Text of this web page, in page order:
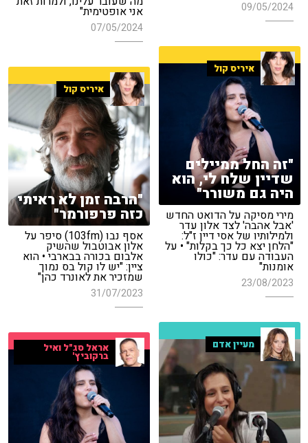
09/05/2024 אני אופטימית"
07/05/2024
איריס קול
"זה החל ממיילים
שדיין שלח לי, הוא
היה גם משורר"
מירי מסיקה על הדואט החדש
'אבל אהבה' לצד אלון עדר
ולמילותיו של אסי דיין ז"ל:
"הלחן יצא כל כך בקלות" • על
העבודה עם עדר: "כולו
אומנות"
23/08/2023
איריס קול
"הרבה זמן לא ראיתי
כזה פרפורמר"
אסף נבו (103fm) סיפר על
אלון אבוטבול שהשיק
אלבום בכורה בבארבי • הוא
ציין: "יש לו קול בס נמוך
שמזכיר את לאונרד כהן"
31/07/2023
מעיין אדם אראל סג"ל ואיל
ברקוביץ'